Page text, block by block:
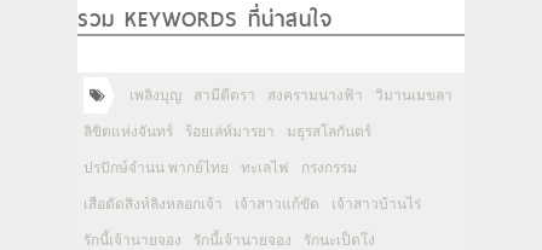
รวม KEYWORDS ที่น่าสนใจ
เพลิงบุญ สามีตีตรา สงครามนางฟ้า วิมานเมขลา
ลิขิตแห่งจันทร์ ร้อยเล่ห์มารยา มธุรสโลกันตร์
ปรปักษ์จำนน พากย์ไทย ทะเลไฟ กรงกรรม
เสือตัดสิงห์ลิงหลอกเจ้า เจ้าสาวแก้ขัด เจ้าสาวบ้านไร่
รักนี้เจ้านายจอง รักนี้เจ้านายจอง รักนะเป็ดโง่